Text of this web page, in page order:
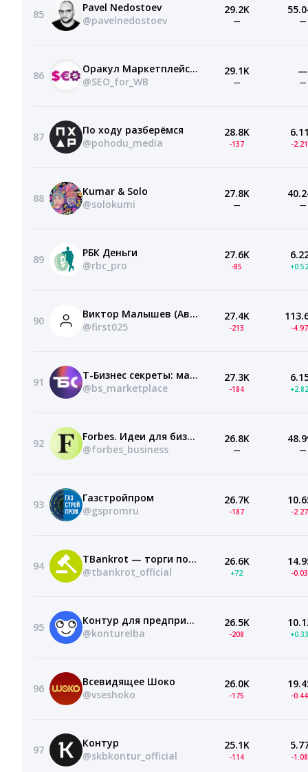
85
Pavel Nedostoev
@pavelnedostoev
29.2K
— —
86
Оракул Маркетплейсов
@SEO_for_WB
29.1K
—
—
—
87
По ходу разберёмся
@pohodu_media
28.8K
-137 -
88
Kumar & Solo
@solokumi
27.8K
— —
89
РБК Деньги
@rbc_pro
27.6K
-85
90
Виктор Малышев (Авитолог)
@first025
27.4K
-213 -
91
Т-Бизнес секреты: маркетплейсы
@bs_marketplace
27.3K
-184
92
Forbes. Идеи для бизнеса
@forbes_business
26.8K
— —
93
Газстройпром
@gspromru
26.7K
-187 -
94
TBankrot — торги по банкротству
@tbankrot_official
26.6K
+72 -
95
Контур для предпринимателя
@konturelba
26.5K
-208
96
Всевидящее Шоко
@vseshoko
26.0K
-175 -
97
Контур
@skbkontur_official
25.1K
-114 -